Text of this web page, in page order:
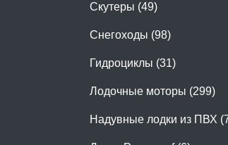
Скутеры (49)
Снегоходы (98)
Гидроциклы (31)
Лодочные моторы (299)
Надувные лодки из ПВХ